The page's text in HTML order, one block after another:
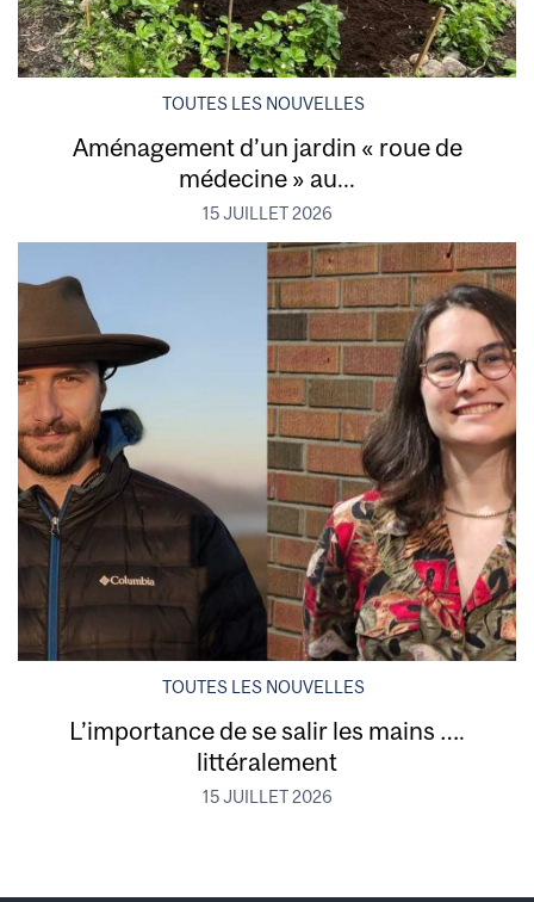
TOUTES LES NOUVELLES
Aménagement d’un jardin « roue de
médecine » au...
15 JUILLET 2026
TOUTES LES NOUVELLES
L’importance de se salir les mains ….
littéralement
15 JUILLET 2026